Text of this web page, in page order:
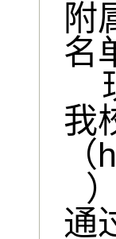
附
名
我
（
通